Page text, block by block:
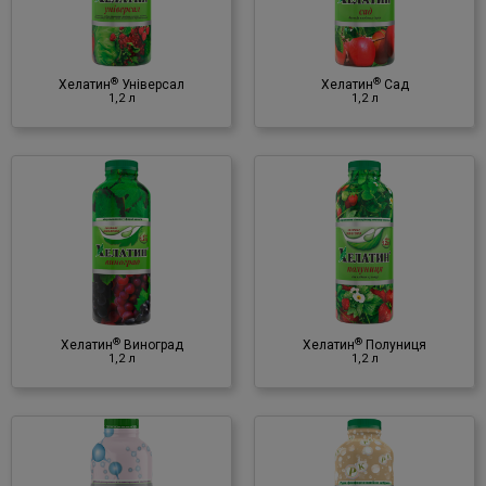
Хелатин® Універсал
1,2 л
Хелатин®Сад
1,2 л
Мінеральне добриво
♦ NPK
♦ мікроелементи
(в хелатній формі)
Хелатин®Виноград
1,2 л
Хелатин® Полуниця
1,2 л
Хелатин ®Полуниця
1,2 л
Мінеральне добриво
♦ NPK
♦ мікроелементи
(в хелатній формі)
Хелатин® Фосфор+Калій